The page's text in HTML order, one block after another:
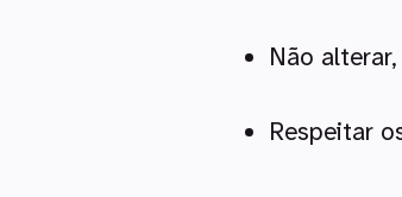
Não
Respeitar